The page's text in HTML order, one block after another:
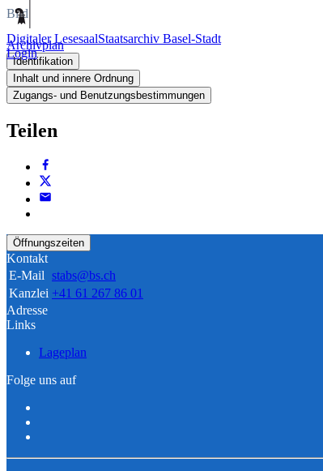
Digitaler LesesaalStaatsarchiv Basel-Stadt
Login
Bild
Archivplan
Identifikation
Inhalt und innere Ordnung
Zugangs- und Benutzungsbestimmungen
Teilen
Öffnungszeiten
Kontakt
E-Mail stabs@bs.ch
Kanzlei +41 61 267 86 01
Adresse
Links
Lageplan
Folge uns auf